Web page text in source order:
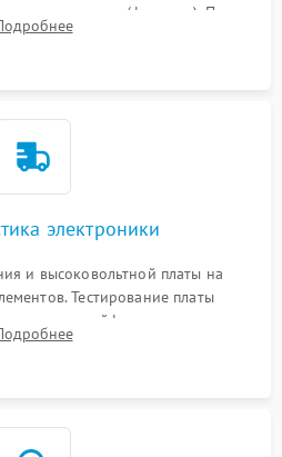
(фьюзера). Поиск
и повреждений деталей.
электроники
и высоковольтной платы на
Тестирование платы
шлейфов, контактов
прохождения и наличия